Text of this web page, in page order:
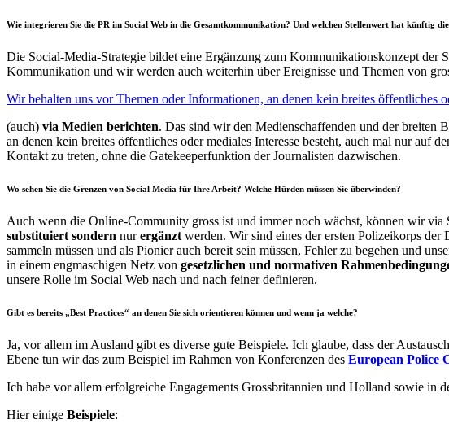
Wie integrieren Sie die PR im Social Web in die Gesamtkommunikation? Und welchen Stellenwert hat künftig
Die Social-Media-Strategie bildet eine Ergänzung zum Kommunikationskonzept der
Kommunikation und wir werden auch weiterhin über Ereignisse und Themen von
Wir behalten uns vor Themen oder Informationen, an denen kein breites öffentliches
(auch) via Medien berichten. Das sind wir den Medienschaffenden und der breiten
an denen kein breites öffentliches oder mediales Interesse besteht, auch mal nur
Kontakt zu treten, ohne die Gatekeeperfunktion der Journalisten dazwischen.
Wo sehen Sie die Grenzen von Social Media für Ihre Arbeit? Welche Hürden müssen Sie überwinden?
Auch wenn die Online-Community gross ist und immer noch wächst, können wir
substituiert sondern nurergänzt werden. Wir sind eines der ersten Polizeikorps
sammeln müssen und als Pionier auch bereit sein müssen, Fehler zu begehen und
in einem engmaschigen Netz von gesetzlichen und normativen
unsere Rolle im Social Web nach und nach feiner definieren.
Gibt es bereits „Best Practices“ an denen Sie sich orientieren können und wenn ja welche?
Ja, vor allem im Ausland gibt es diverse gute Beispiele. Ich glaube, dass der
Ebene tun wir das zum Beispiel im Rahmen von Konferenzen des European Police
Ich habe vor allem erfolgreiche Engagements Grossbritannien und Holland sowie in
Hier einige Beispiele: